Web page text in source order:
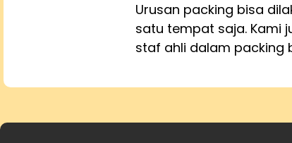
Urusan packing bisa
satu tempat saja. Kami
staf ahli dalam packing